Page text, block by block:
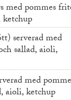
med pommes
serverad med
sallad, aioli,
med
aioli, ketchup